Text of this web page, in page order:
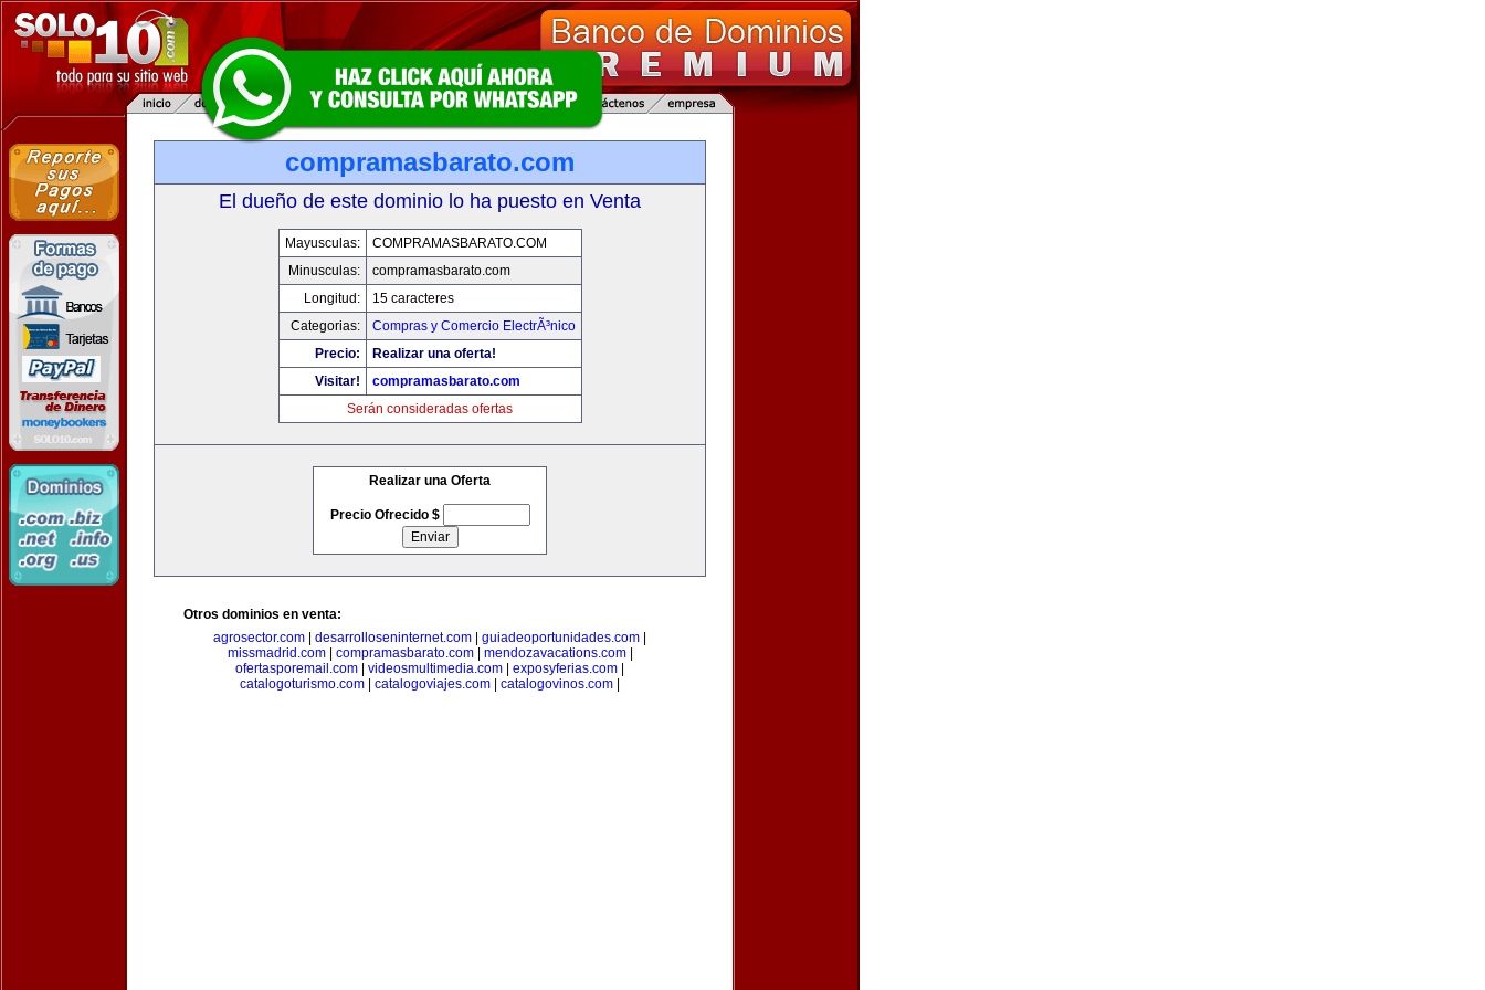
compramasbarato.com
El dueño de este dominio lo ha puesto en Venta
Mayusculas:
COMPRAMASBARATO.COM
Minusculas:
compramasbarato.com
Longitud:
15 caracteres
Categorias:
Compras y Comercio ElectrÃ³nico
Precio:
Realizar una oferta!
Visitar!
compramasbarato.com
Serán consideradas ofertas
Realizar una Oferta
Precio Ofrecido $
Otros dominios en venta:
agrosector.com
desarrolloseninternet.com guiadeoportunidades.com
missmadrid.com| compramasbarato.com| mendozavacations.com|
ofertasporemail.com
videosmultimedia.com exposyferias.com
catalogoturismo.com
catalogoviajes.com catalogovinos.com